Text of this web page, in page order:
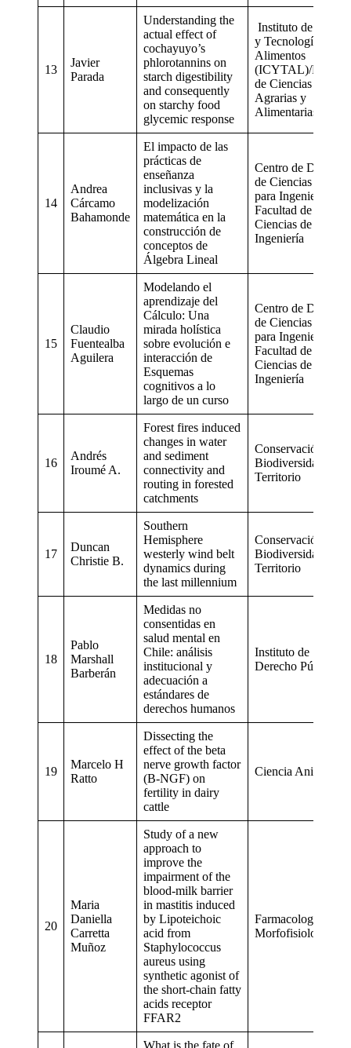
13
Javier
Parada
Understanding the
actual effect of
cochayuyo’s
phlorotannins on
starch digestibility
and consequently
on starchy food
glycemic response
Instituto de
y Tecnología de los
Alimentos
(ICYTAL)/
de Ciencias
Agrarias y
Alimentarias
14
Andrea
Cárcamo
Bahamonde
El impacto de las
prácticas de
enseñanza
inclusivas y la
modelización
matemática en la
construcción de
conceptos de
Álgebra Lineal
Centro de
de Ciencias
para Ingeniería /
Facultad de
Ciencias de la
Ingeniería
15
Claudio
Fuentealba
Aguilera
Modelando el
aprendizaje del
Cálculo: Una
mirada holística
sobre evolución e
interacción de
Esquemas
cognitivos a lo
largo de un curso
Centro de
de Ciencias
para Ingeniería /
Facultad de
Ciencias de la
Ingeniería
16
Andrés
Iroumé A.
Forest fires induced
changes in water
and sediment
connectivity and
routing in forested
catchments
Conservación,
Biodiversidady
Territorio
17
Duncan
Christie B.
Southern
Hemisphere
westerly wind belt
dynamics during
the last millennium
Conservación,
Biodiversidady
Territorio
18
Pablo
Marshall
Barberán
Medidas no
consentidas en
salud mental en
Chile: análisis
institucional y
adecuación a
estándares de
derechos humanos
Instituto de
Derecho Público
19
Marcelo H
Ratto
Dissecting the
effect of the beta
nerve growth factor
(B-NGF) on
fertility in dairy
cattle
Ciencia Animal
20
Maria
Daniella
Carretta
Muñoz
Study of a new
approach to
improve the
impairment of the
blood-milk barrier
in mastitis induced
by Lipoteichoic
acid from
Staphylococcus
aureus using
synthetic agonist of
the short-chain fatty
acids receptor
FFAR2
Farmacología y
Morfofisiología
What is the fate of